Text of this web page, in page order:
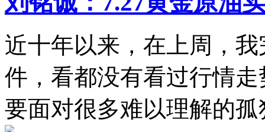
近十年以来，在上周，
件，看都没有看过行情
要面对很多难以理解的